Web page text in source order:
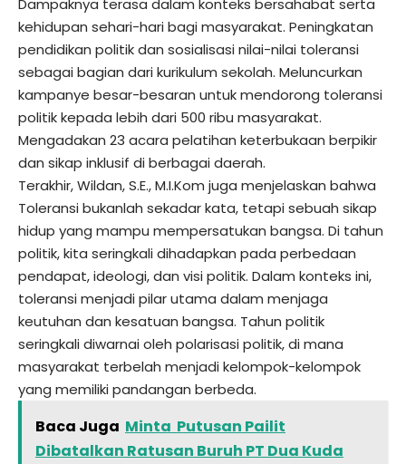
Dampaknya terasa dalam konteks bersahabat serta
kehidupan sehari-hari bagi masyarakat. Peningkatan
pendidikan politik dan sosialisasi nilai-nilai toleransi
sebagai bagian dari kurikulum sekolah. Meluncurkan
kampanye besar-besaran untuk mendorong toleransi
politik kepada lebih dari 500 ribu masyarakat.
Mengadakan 23 acara pelatihan keterbukaan berpikir
dan sikap inklusif di berbagai daerah.
Terakhir, Wildan, S.E., M.I.Kom juga menjelaskan bahwa
Toleransi bukanlah sekadar kata, tetapi sebuah sikap
hidup yang mampu mempersatukan bangsa. Di tahun
politik, kita seringkali dihadapkan pada perbedaan
pendapat, ideologi, dan visi politik. Dalam konteks ini,
toleransi menjadi pilar utama dalam menjaga
keutuhan dan kesatuan bangsa. Tahun politik
seringkali diwarnai oleh polarisasi politik, di mana
masyarakat terbelah menjadi kelompok-kelompok
yang memiliki pandangan berbeda.
Baca Juga Minta Putusan Pailit
Dibatalkan Ratusan Buruh PT Dua Kuda